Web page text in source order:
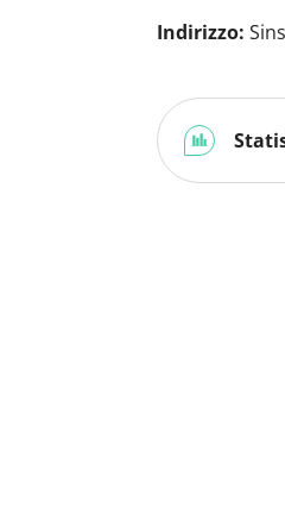
Indirizzo: